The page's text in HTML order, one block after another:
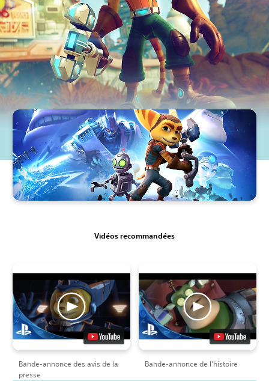
Vidéos recommandées
Bande-annonce des avis de la
presse
Bande-annonce de l'histoire